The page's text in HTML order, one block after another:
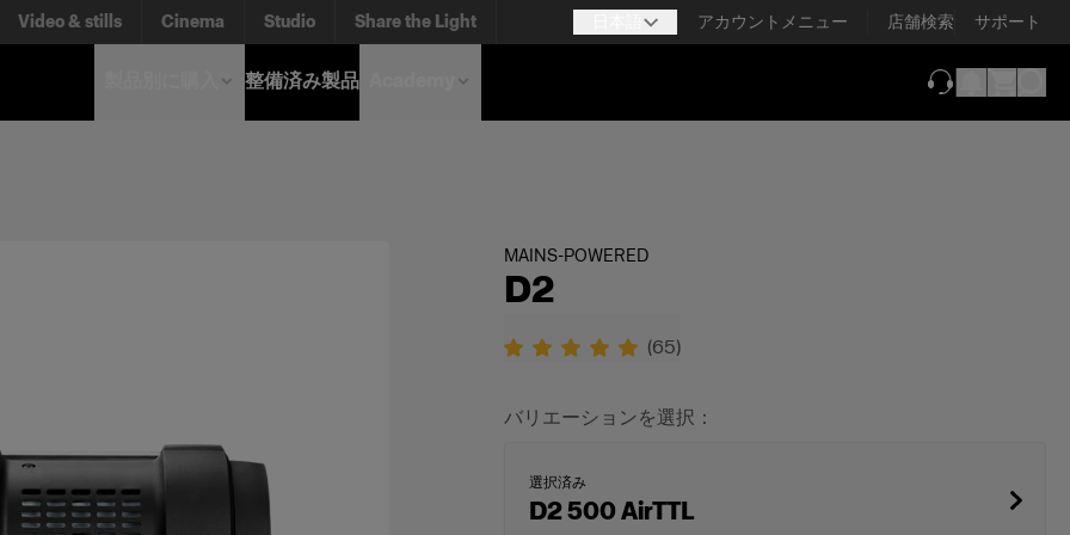
Video & stills Cinema Studio Share the Light アカウントメニュー 店舗検索 サポート
整備済み製品
MAINS-POWERED
D2
(65)
バリエーションを選択：
選択済み
D2 500 AirTTL